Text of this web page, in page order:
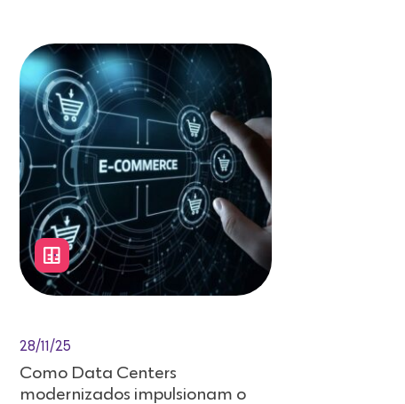
28/11/25
Como Data Centers
modernizados impulsionam o